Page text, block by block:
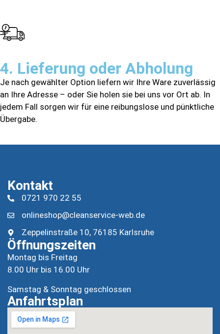
4. Lieferung oder Abholung
Je nach gewählter Option liefern wir Ihre Ware zuverlässig
an Ihre Adresse – oder Sie holen sie bei uns vor Ort ab. In
jedem Fall sorgen wir für eine reibungslose und pünktliche
Übergabe.
Kontakt
0721 970 22 55
onlineshop@cleanservice-web.de
Zeppelinstraße 10, 76185 Karlsruhe
Öffnungszeiten
Montag bis Freitag
8.00 Uhr bis 16.00 Uhr
Samstag & Sonntag geschlossen
Anfahrtsplan